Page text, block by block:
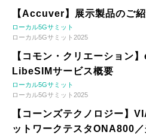
【Accuver】展示製品のご
ローカル5Gサミット
ローカル5Gサミット2025
【コモン・クリエーション
LibeSIMサービス概要
ローカル5Gサミット
ローカル5Gサミット2025
【コーンズテクノロジー
ットワークテスタONA800